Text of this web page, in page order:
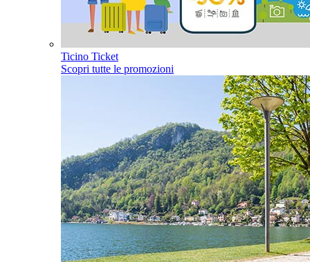
Ticino Ticket
Scopri tutte le promozioni